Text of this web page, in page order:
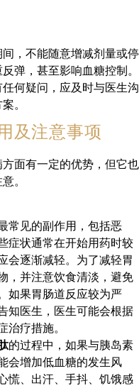
间，不能随意增减剂量或停
弹，甚至影响血糖控制。
何疑问，应及时与医生沟
。
及注意事项
面有一定的优势，但它也
。
常见的副作用，包括恶
症状通常在开始用药时较
会逐渐减轻。为了减轻胃
，并注意饮食清淡，避免
如果胃肠道反应较为严
知医生，医生可能会根据
治疗措施。
的过程中，如果与胰岛素
会增加低血糖的发生风
慌、出汗、手抖、饥饿感